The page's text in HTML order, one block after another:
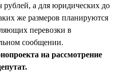
а для юридических до
же размеров планируются
перевозки в
сообщении.
на рассмотрение